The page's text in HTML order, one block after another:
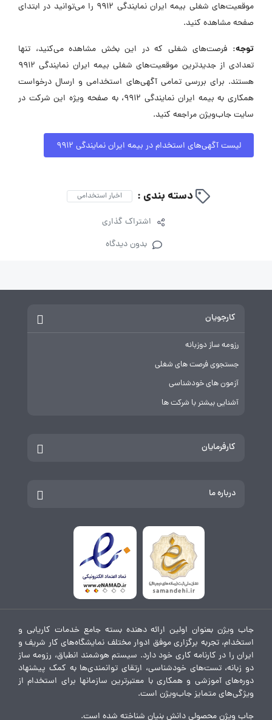
موقعیت‌های شغلی بیمه ایران نمایندگی 9912 را می‌توانید در ابتدای
صفحه مشاهده کنید.
توجه: فرصت‌های شغلی که در این بخش مشاهده می‌کنید، تنها
تعدادی از جدیدترین موقعیت‌های شغلی بیمه ایران نمایندگی 9912
هستند. برای بررسی تمامی آگهی‌های استخدامی و ارسال درخواست
همکاری به بیمه ایران نمایندگی 9912، به صفحه ویژه این شرکت در
سایت جاب‌ویژن مراجعه کنید.
لیست آگهی‌های استخدام در بیمه ایران نمایندگی 9912
دسته بندی : اخبار استخدامی
اشتراک گذاری
بدون دیدگاه
کارجویان
رزومه ساز دوزبانه
جستجوی فرصت های شغلی
آزمون های خودشناسی
آشنایی بیشتر با شرکت ها
کارفرمایان
درباره ما
جاب ویژن بعنوان اولین ارائه دهنده بسته جامع خدمات کاریابی و
استخدام، تجربه برگزاری موفق ادوار مختلف نمایشگاه‌های کار شریف و
ایران را در کارنامه کاری خود دارد. سیستم هوشمند انطباق، رزومه ساز
دو زبانه، تست‌های خودشناسی، ارتقای توانمندی‌ها به کمک پیشنهاد
دوره‌های آموزشی و همکاری با معتبرترین سازمانها برای استخدام از
ویژگی‌های متمایز جاب‌ویژن است.
جاب ویژن محصولی دانش بنیان شناخته شده است.